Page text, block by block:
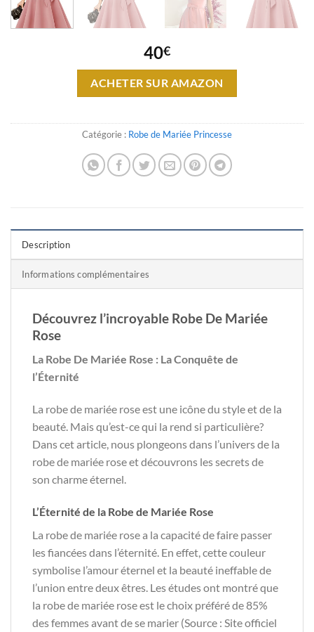
40€
ACHETER SUR AMAZON
Catégorie : Robe de Mariée Princesse
Description
Informations complémentaires
Découvrez l’incroyable Robe De Mariée
Rose
La Robe De Mariée Rose : La Conquête de
l’Éternité
La robe de mariée rose est une icône du style et de la
beauté. Mais qu’est-ce qui la rend si particulière?
Dans cet article, nous plongeons dans l’univers de la
robe de mariée rose et découvrons les secrets de
son charme éternel.
L’Éternité de la Robe de Mariée Rose
La robe de mariée rose a la capacité de faire passer
les fiancées dans l’éternité. En effet, cette couleur
symbolise l’amour éternel et la beauté ineffable de
l’union entre deux êtres. Les études ont montré que
la robe de mariée rose est le choix préféré de 85%
des femmes avant de se marier (Source : Site officiel